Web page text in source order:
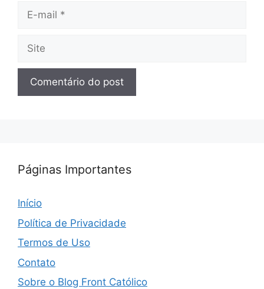
Site
Páginas Importantes
Início
Política de Privacidade
Termos de Uso
Contato
Sobre o Blog Front Católico